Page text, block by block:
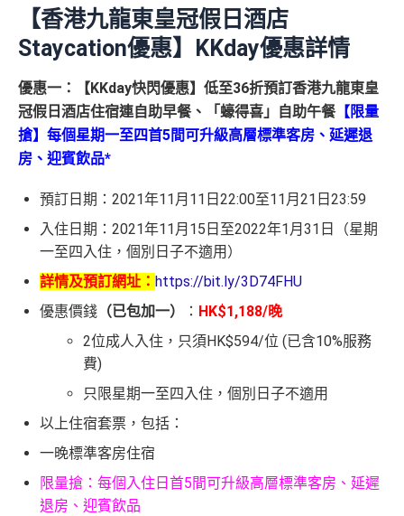
【香港九龍東皇冠假日酒店
Staycation優惠】KKday優惠詳情
優惠一：【KKday快閃優惠】低至36折預訂香港九龍東皇
冠假日酒店住宿連自助早餐、「蠔得喜」自助午餐【限量
搶】每個星期一至四首5間可升級高層標準客房、延遲退
房、迎賓飲品*
預訂日期：2021年11月11日22:00至11月21日23:59
入住日期：2021年11月15日至2022年1月31日（星期
一至四入住，個別日子不適用）
詳情及預訂網址： https://bit.ly/3D74FHU
優惠價錢 （已包加一） ： HK$1,188/晚
2位成人入住，只須HK$594/位 (已含10%服務
費)
只限星期一至四入住，個別日子不適用
以上住宿套票，包括：
一晚標準客房住宿
限量搶：每個入住日首5間可升級高層標準客房、延遲
退房、迎賓飲品